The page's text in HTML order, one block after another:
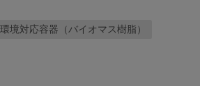
環境対応容器（バイオマス樹脂）